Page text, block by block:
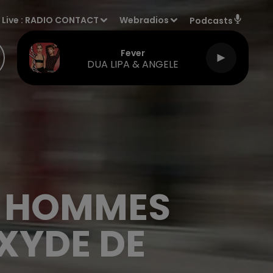
Live : RADIO CONTACT Webradios Podcasts
Fever
DUA LIPA & ANGELE
DE